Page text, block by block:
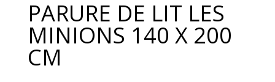
PARURE DE LIT LES
MINIONS 140 X 200
CM